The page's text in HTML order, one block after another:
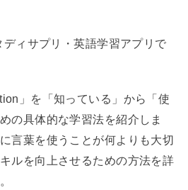
ディサプリ・英語学習アプリで
」を「知っている」から「使
の具体的な学習法を紹介しま
言葉を使うことが何よりも大切
ルを向上させるための方法を詳